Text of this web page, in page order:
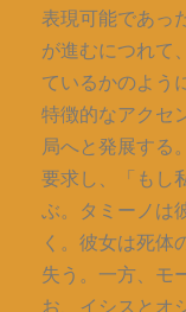
表現可能であっ
が進むにつれて
ているかのよう
特徴的なアクセ
局へと発展する
要求し、「もし
ぶ。タミーノは
く。彼女は死体
失う。一方、モ
お、イシスとオ